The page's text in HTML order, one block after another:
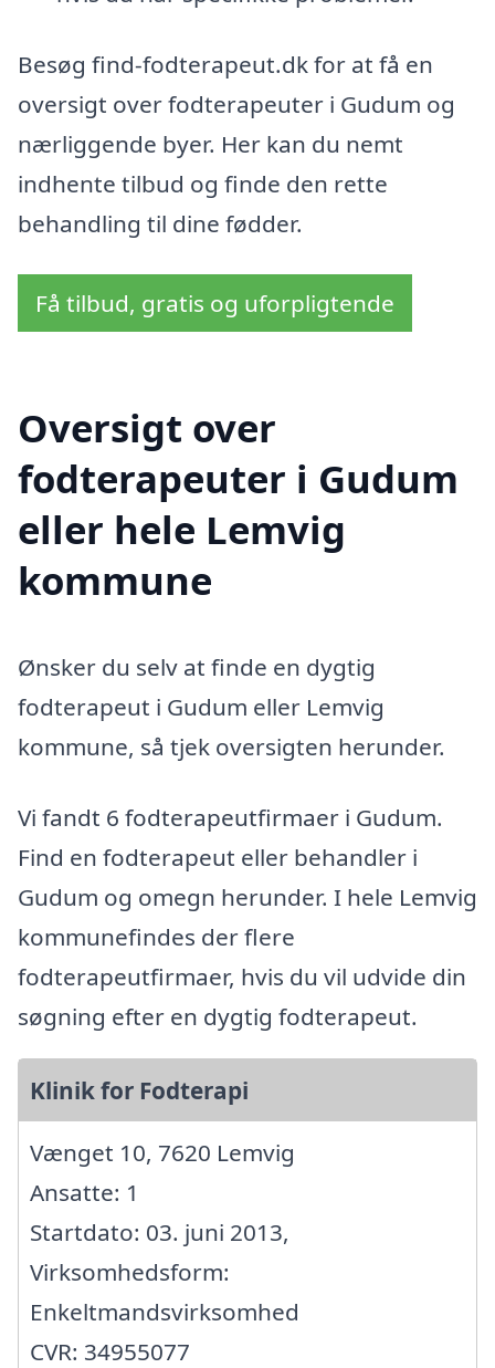
Besøg find-fodterapeut.dk for at få en
oversigt over fodterapeuter i Gudum og
nærliggende byer. Her kan du nemt
indhente tilbud og finde den rette
behandling til dine fødder.
Få tilbud, gratis og uforpligtende
Oversigt over
fodterapeuter i Gudum
eller hele Lemvig
kommune
Ønsker du selv at finde en dygtig
fodterapeut i Gudum eller Lemvig
kommune, så tjek oversigten herunder.
Vi fandt 6 fodterapeutfirmaer i Gudum.
Find en fodterapeut eller behandler i
Gudum og omegn herunder. I hele Lemvig
kommunefindes der flere
fodterapeutfirmaer, hvis du vil udvide din
søgning efter en dygtig fodterapeut.
Klinik for Fodterapi
Vænget 10, 7620 Lemvig
Ansatte: 1
Startdato: 03. juni 2013,
Virksomhedsform:
Enkeltmandsvirksomhed
CVR: 34955077